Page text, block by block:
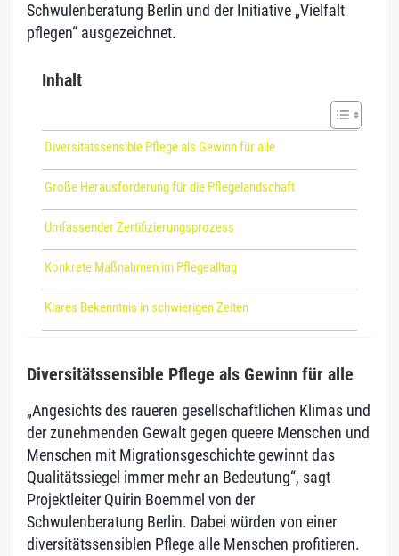
Schwulenberatung Berlin und der Initiative „Vielfalt
pflegen“ ausgezeichnet.
Inhalt
Diversitätssensible Pflege als Gewinn für alle
Große Herausforderung für die Pflegelandschaft
Umfassender Zertifizierungsprozess
Konkrete Maßnahmen im Pflegealltag
Klares Bekenntnis in schwierigen Zeiten
Diversitätssensible Pflege als Gewinn für alle
„Angesichts des raueren gesellschaftlichen Klimas und
der zunehmenden Gewalt gegen queere Menschen und
Menschen mit Migrationsgeschichte gewinnt das
Qualitätssiegel immer mehr an Bedeutung“, sagt
Projektleiter Quirin Boem­mel von der
Schwulenberatung Berlin. Dabei würden von einer
diversitätssensiblen Pflege alle Menschen profitieren.